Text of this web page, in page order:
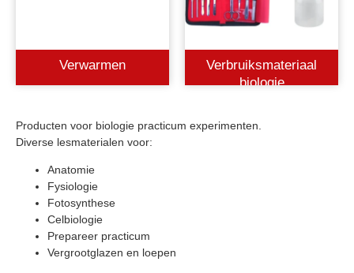
Verwarmen
Verbruiksmateriaal
biologie
Producten voor biologie practicum experimenten.
Diverse lesmaterialen voor:
Anatomie
Fysiologie
Fotosynthese
Celbiologie
Prepareer practicum
Vergrootglazen en loepen